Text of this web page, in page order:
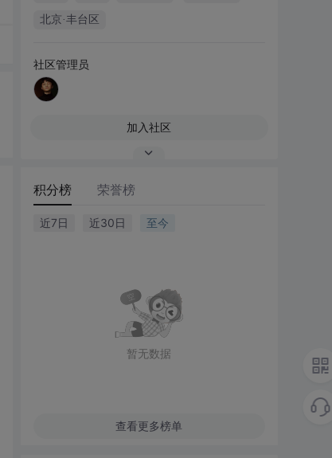
北京·丰台区
社区管理员
加入社区
积分榜 荣誉榜
近7日 近30日 至今
暂无数据
查看更多榜单